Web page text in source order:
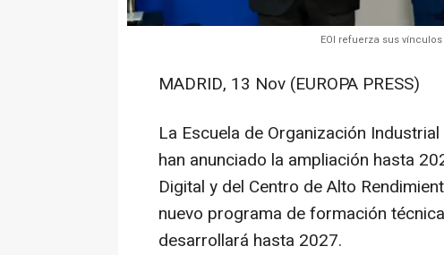
EOI refuerza sus
MADRID, 13 Nov (EUROPA PRESS)
La Escuela de Organización
han anunciado la ampliación hasta
Digital y del Centro de Alto
nuevo programa de formación
desarrollará hasta 2027.